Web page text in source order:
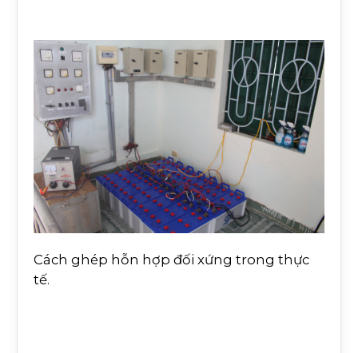
Cách ghép hỗn hợp đối xứng trong thực
tế.